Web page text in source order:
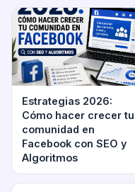
Estrategias 2026:
Cómo hacer crecer tu
comunidad en
Facebook con SEO y
Algoritmos